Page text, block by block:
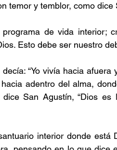
temor y temblor, como dice
de vida interior;
Esto debe ser nuestro
“Yo vivía hacia afuera
adentro del alma,
dice San Agustín, “Dios
interior donde está